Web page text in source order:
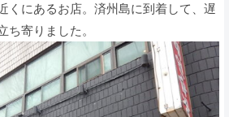
くにあるお店。済州島に到着して、遅
ち寄りました。